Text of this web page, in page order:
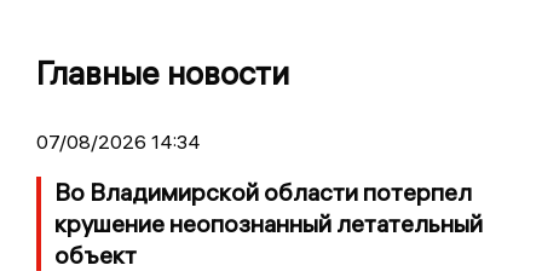
Главные новости
07/08/2026 14:34
Во Владимирской области потерпел
крушение неопознанный летательный
объект